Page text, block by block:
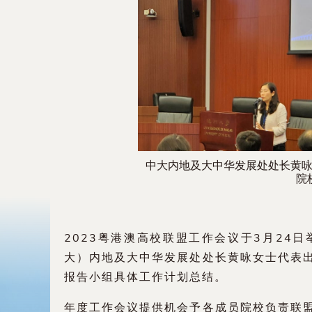
中大内地及大中华发展处处长黄
院
2023粤港澳高校联盟工作会议于3月24日
大）内地及大中华发展处处长黄咏女士代表
报告小组具体工作计划总结。
年度工作会议提供机会予各成员院校负责联